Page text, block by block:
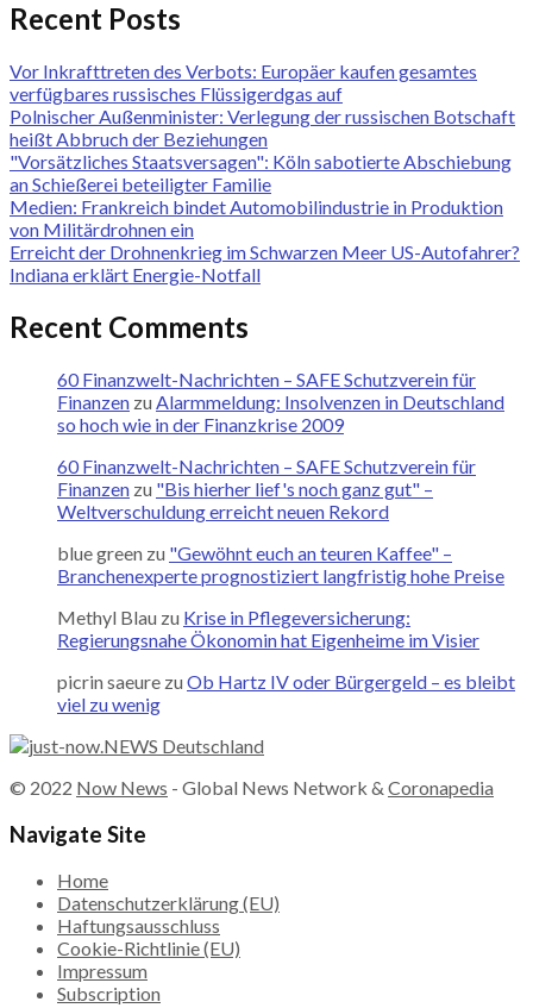
Recent Posts
Vor Inkrafttreten des Verbots: Europäer kaufen gesamtes
verfügbares russisches Flüssigerdgas auf
Polnischer Außenminister: Verlegung der russischen Botschaft
heißt Abbruch der Beziehungen
"Vorsätzliches Staatsversagen": Köln sabotierte Abschiebung
an Schießerei beteiligter Familie
Medien: Frankreich bindet Automobilindustrie in Produktion
von Militärdrohnen ein
Erreicht der Drohnenkrieg im Schwarzen Meer US-Autofahrer?
Indiana erklärt Energie-Notfall
Recent Comments
60 Finanzwelt-Nachrichten – SAFE Schutzverein für
Finanzen zu Alarmmeldung: Insolvenzen in Deutschland
so hoch wie in der Finanzkrise 2009
60 Finanzwelt-Nachrichten – SAFE Schutzverein für
Finanzen zu "Bis hierher lief's noch ganz gut" –
Weltverschuldung erreicht neuen Rekord
blue green zu "Gewöhnt euch an teuren Kaffee" –
Branchenexperte prognostiziert langfristig hohe Preise
Methyl Blau zu Krise in Pflegeversicherung:
Regierungsnahe Ökonomin hat Eigenheime im Visier
picrin saeure zu Ob Hartz IV oder Bürgergeld – es bleibt
viel zu wenig
© 2022 Now News - Global News Network & Coronapedia
Navigate Site
Home
Datenschutzerklärung (EU)
Haftungsausschluss
Cookie-Richtlinie (EU)
Impressum
Subscription